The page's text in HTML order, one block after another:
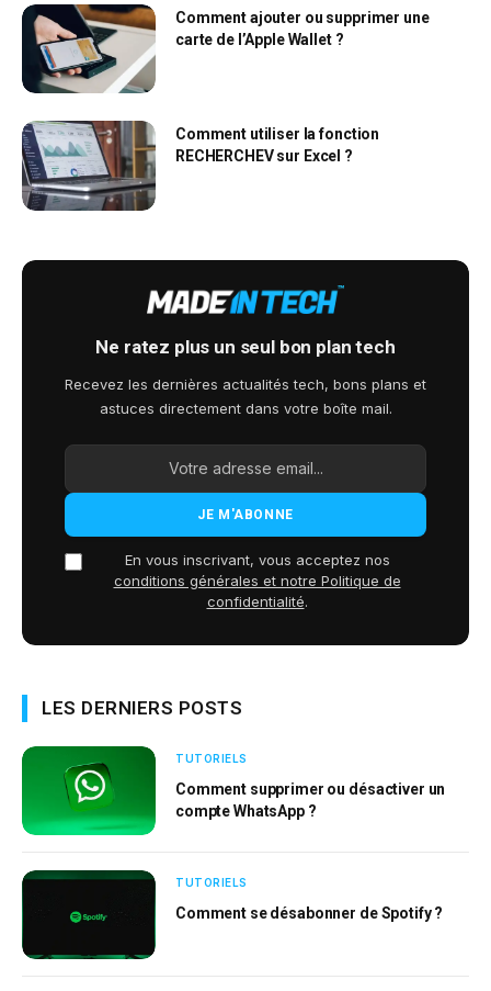
Comment ajouter ou supprimer une
carte de l’Apple Wallet ?
Comment utiliser la fonction
RECHERCHEV sur Excel ?
Ne ratez plus un seul bon plan tech
Recevez les dernières actualités tech, bons plans et
astuces directement dans votre boîte mail.
En vous inscrivant, vous acceptez nos
conditions générales et notre Politique de
confidentialité.
LES DERNIERS POSTS
TUTORIELS
Comment supprimer ou désactiver un
compte WhatsApp ?
TUTORIELS
Comment se désabonner de Spotify ?